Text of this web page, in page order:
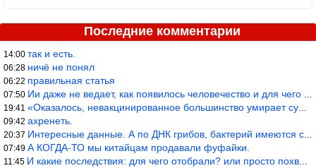
Последние комментарии
14:00 так и есть.
06:28 ничё не понял
06:22 правильная статья
07:50 Ии даже не ведает, как появилось человечество и для чего оно сущ
19:41 «Оказалось, невакцинированное большинство умирает существенно ча
09:42 ахренеть.
20:37 Интересные данные. А по ДНК грибов, бактерий имеются сведения из
07:49 А КОГДА-ТО мы китайцам продавали фуфайки.
11:45 И какие последствия: для чего отобрали? или просто похвастались.